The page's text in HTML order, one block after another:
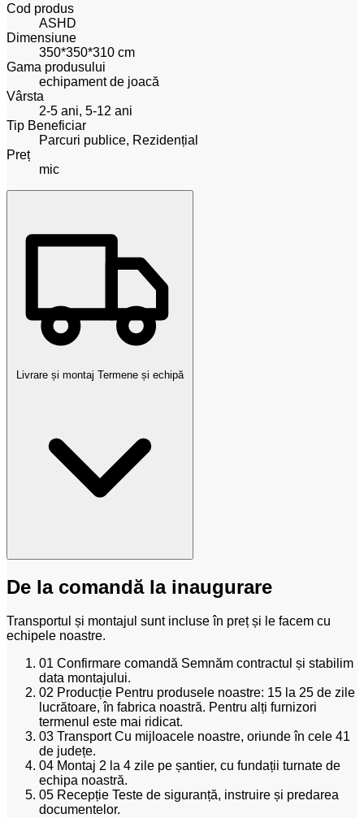
Cod produs
ASHD
Dimensiune
350*350*310 cm
Gama produsului
echipament de joacă
Vârsta
2-5 ani, 5-12 ani
Tip Beneficiar
Parcuri publice, Rezidențial
Preț
mic
Livrare și montaj Termene și echipă
De la comandă la inaugurare
Transportul și montajul sunt incluse în preț și le facem cu
echipele noastre.
01 Confirmare comandă Semnăm contractul și stabilim
data montajului.
02 Producție Pentru produsele noastre: 15 la 25 de zile
lucrătoare, în fabrica noastră. Pentru alți furnizori
termenul este mai ridicat.
03 Transport Cu mijloacele noastre, oriunde în cele 41
de județe.
04 Montaj 2 la 4 zile pe șantier, cu fundații turnate de
echipa noastră.
05 Recepție Teste de siguranță, instruire și predarea
documentelor.